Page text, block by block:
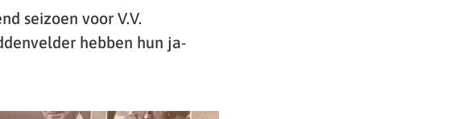
seizoen voor V.V.
hebben hun ja-